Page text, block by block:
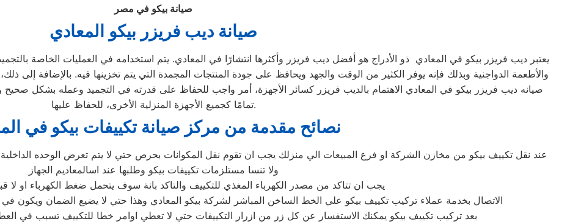
صيانة بيكو في مصر
صيانة ديب فريزر بيكو المعادي
يعتبر ديب فريزر بيكو في المعادي ذو الأدراج هو أفضل ديب فريزر وأكثرها انتشارًا في المعادي. يتم استخدامه في العمليات الخاصة
والأطعمة الدواجنية وبذلك فإنه يوفر الكثير من الوقت والجهد ويحافظ على جودة المنتجات المجمدة التي يتم تخزينها فيه. بالإضافة إلى
صيانه ديب فريزر بيكو في المعادي الاهتمام بالديب فريزر كسائر الأجهزة، أمر واجب للحفاظ على قدرته في التجميد وعمله بشكل صحيح
تمامًا كجميع الأجهزة المنزلية الأخرى، للحفاظ عليها.
نصائح مقدمة من مركز صيانة تكييفات بيكو في
عند نقل تكييف بيكو من مخازن الشركة او فرع المبيعات الي منزلك يجب ان تقوم نقل المكوانات بحرص حتي لا يتم تعرض الوحده
ولا تنسا مستلزمات تكييفات بيكو وطلبها عند اسالمعاديم الجهاز
يجب ان تتاكد من مصدر الكهرباء المغذي للتكييف والتاكد بانة سوف يتحمل ضغط الكهرباء او لا
الاتصال بخدمة عملاء تركيب تكييف بيكو علي الخط الساخن المباشر لشركة بيكو المعادي وهذا حتي لا يضيع الضمان ويكون في معظم الاجهزة 5 سنوات كاملة
بعد تركيب تكييف بيكو يمكنك الاستفسار عن كل زر من ازرار التكييفات حتي لا تعطي اوامر خطا للتكييف تسبب في العطل